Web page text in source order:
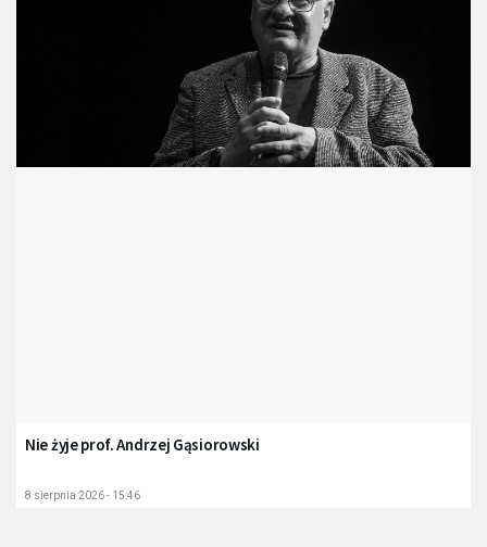
Nie żyje prof. Andrzej Gąsiorowski
8 sierpnia 2026 - 15:46